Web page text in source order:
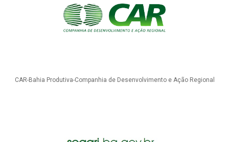
CAR-Bahia Produtiva-Companhia de Desenvolvimento e Ação Regional